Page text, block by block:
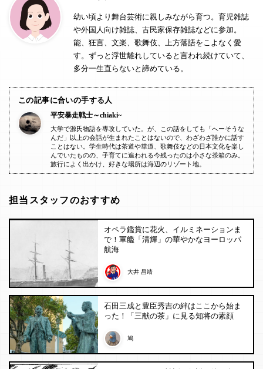
幼い頃より舞台芸術に親しみながら育つ。育児雑誌
や外国人向け雑誌、古民家保存雑誌などに参加。
能、狂言、文楽、歌舞伎、上方落語をこよなく愛
す。ずっと浮世離れしていると言われ続けていて、
多分一生直らないと諦めている。
この記事に合いの手する人
平安暴走戦士～chiaki~
大学で源氏物語を専攻していた。が、この話をしても「へーそうな
んだ」以上の会話が生まれたことはないので、わざわざ誰かに話す
ことはない。学生時代は茶道や華道、歌舞伎などの日本文化を楽し
んでいたものの、子育てに追われる今残ったのは小さな茶箱のみ。
旅行によく出かけ、好きな場所は海辺のリゾート地。
担当スタッフのおすすめ
オペラ鑑賞に花火、イルミネーションま
で！軍艦「清輝」の華やかなヨーロッパ
航海
大井 昌靖
石田三成と豊臣秀吉の絆はここから始ま
った！「三献の茶」に見る知将の素顔
鳩